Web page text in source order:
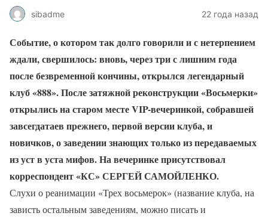
sibadme 22 года назад
Событие, о котором так долго говорили и с нетерпением
ждали, свершилось: вновь, через три с лишним года
после безвременной кончины, открылся легендарный
клуб «888». После затяжной реконструкции «Восьмерки»
открылись на старом месте VIP-вечеринкой, собравшей
завсегдатаев прежнего, первой версии клуба, и
новичков, о заведении знающих только из передаваемых
из уст в уста мифов. На вечеринке присутствовал
корреспондент «КС» СЕРГЕЙ САМОЙЛЕНКО.
Слухи о реанимации «Трех восьмерок» (название клуба, на
зависть остальным заведениям, можно писать и